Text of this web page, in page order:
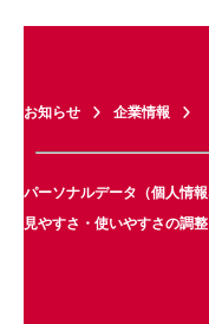
お知らせ 企業情報
パーソナルデータ（個人情
見やすさ・使いやすさの調整